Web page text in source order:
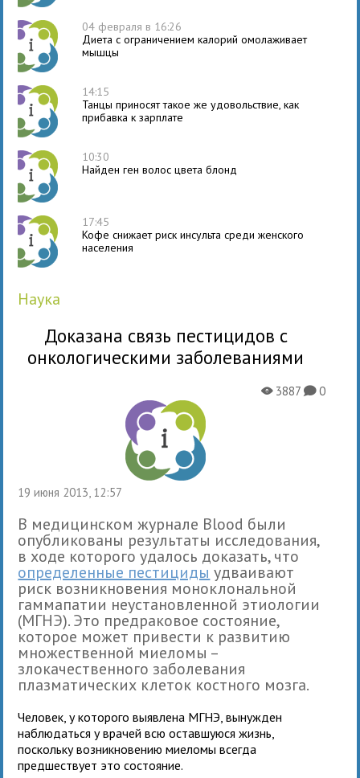
04 февраля в 16:26
Диета с ограничением калорий омолаживает
мышцы
14:15
Танцы приносят такое же удовольствие, как
прибавка к зарплате
10:30
Найден ген волос цвета блонд
17:45
Кофе снижает риск инсульта среди женского
населения
наука
Доказана связь пестицидов с
онкологическими заболеваниями
19 июня 2013, 12:57
X3887K0
В медицинском журнале Blood были
опубликованы результаты исследования,
в ходе которого удалось доказать, что
определенные пестициды удваивают
риск возникновения моноклональной
гаммапатии неустановленной этиологии
(МГНЭ). Это предраковое состояние,
которое может привести к развитию
множественной миеломы –
злокачественного заболевания
плазматических клеток костного мозга.
Человек, у которого выявлена МГНЭ, вынужден
наблюдаться у врачей всю оставшуюся жизнь,
поскольку возникновению миеломы всегда
предшествует это состояние.